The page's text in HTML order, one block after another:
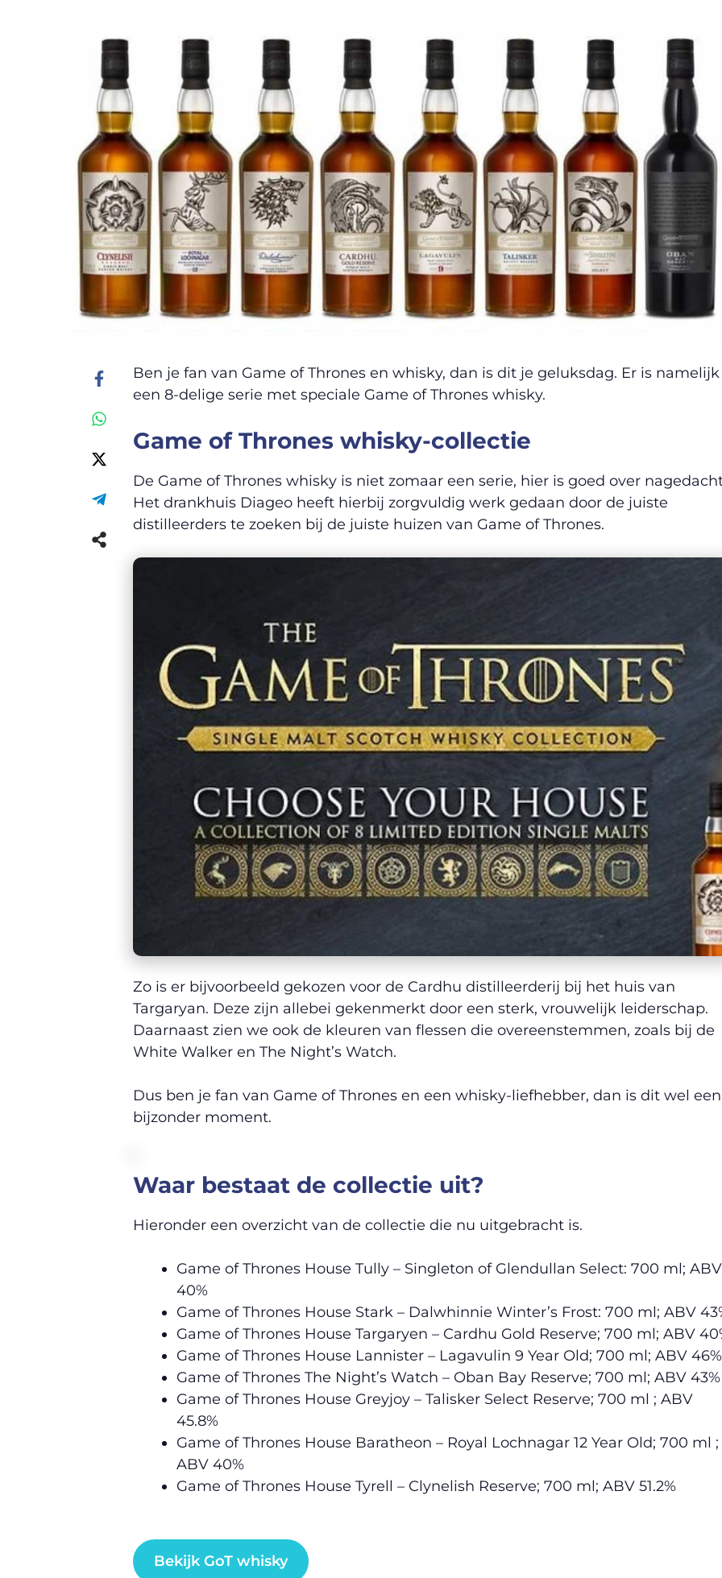
Ben je fan van Game of Thrones en whisky, dan is dit je geluksdag. Er is namelijk
een 8-delige serie met speciale Game of Thrones whisky.
Game of Thrones whisky-collectie
De Game of Thrones whisky is niet zomaar een serie, hier is goed over
Het drankhuis Diageo heeft hierbij zorgvuldig werk gedaan door de juiste
distilleerders te zoeken bij de juiste huizen van Game of Thrones.
Zo is er bijvoorbeeld gekozen voor de Cardhu distilleerderij bij het huis van
Targaryan. Deze zijn allebei gekenmerkt door een sterk, vrouwelijk leiderschap.
Daarnaast zien we ook de kleuren van flessen die overeenstemmen, zoals bij de
White Walker en The Night’s Watch.
Dus ben je fan van Game of Thrones en een whisky-liefhebber, dan is dit wel een
bijzonder moment.
Waar bestaat de collectie uit?
Hieronder een overzicht van de collectie die nu uitgebracht is.
Game of Thrones House Tully – Singleton of Glendullan Select: 700 ml; ABV
40%
Game of Thrones House Stark – Dalwhinnie Winter’s Frost: 700 ml; ABV
Game of Thrones House Targaryen – Cardhu Gold Reserve; 700 ml; ABV
Game of Thrones House Lannister – Lagavulin 9 Year Old; 700 ml; ABV 46%
Game of Thrones The Night’s Watch – Oban Bay Reserve; 700 ml; ABV 43%
Game of Thrones House Greyjoy – Talisker Select Reserve; 700 ml ; ABV
45.8%
Game of Thrones House Baratheon – Royal Lochnagar 12 Year Old; 700 ml ;
ABV 40%
Game of Thrones House Tyrell – Clynelish Reserve; 700 ml; ABV 51.2%
Bekijk GoT whisky